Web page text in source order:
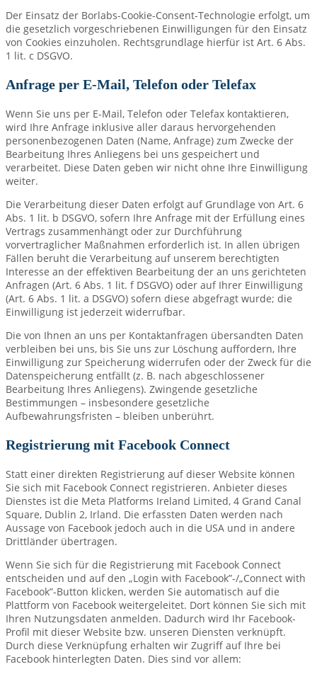
Der Einsatz der Borlabs-Cookie-Consent-Technologie erfolgt, um
die gesetzlich vorgeschriebenen Einwilligungen für den Einsatz
von Cookies einzuholen. Rechtsgrundlage hierfür ist Art. 6 Abs.
1 lit. c DSGVO.
Anfrage per E-Mail, Telefon oder Telefax
Wenn Sie uns per E-Mail, Telefon oder Telefax kontaktieren,
wird Ihre Anfrage inklusive aller daraus hervorgehenden
personenbezogenen Daten (Name, Anfrage) zum Zwecke der
Bearbeitung Ihres Anliegens bei uns gespeichert und
verarbeitet. Diese Daten geben wir nicht ohne Ihre Einwilligung
weiter.
Die Verarbeitung dieser Daten erfolgt auf Grundlage von Art. 6
Abs. 1 lit. b DSGVO, sofern Ihre Anfrage mit der Erfüllung eines
Vertrags zusammenhängt oder zur Durchführung
vorvertraglicher Maßnahmen erforderlich ist. In allen übrigen
Fällen beruht die Verarbeitung auf unserem berechtigten
Interesse an der effektiven Bearbeitung der an uns gerichteten
Anfragen (Art. 6 Abs. 1 lit. f DSGVO) oder auf Ihrer Einwilligung
(Art. 6 Abs. 1 lit. a DSGVO) sofern diese abgefragt wurde; die
Einwilligung ist jederzeit widerrufbar.
Die von Ihnen an uns per Kontaktanfragen übersandten Daten
verbleiben bei uns, bis Sie uns zur Löschung auffordern, Ihre
Einwilligung zur Speicherung widerrufen oder der Zweck für die
Datenspeicherung entfällt (z. B. nach abgeschlossener
Bearbeitung Ihres Anliegens). Zwingende gesetzliche
Bestimmungen – insbesondere gesetzliche
Aufbewahrungsfristen – bleiben unberührt.
Registrierung mit Facebook Connect
Statt einer direkten Registrierung auf dieser Website können
Sie sich mit Facebook Connect registrieren. Anbieter dieses
Dienstes ist die Meta Platforms Ireland Limited, 4 Grand Canal
Square, Dublin 2, Irland. Die erfassten Daten werden nach
Aussage von Facebook jedoch auch in die USA und in andere
Drittländer übertragen.
Wenn Sie sich für die Registrierung mit Facebook Connect
entscheiden und auf den „Login with Facebook”-/„Connect with
Facebook”-Button klicken, werden Sie automatisch auf die
Plattform von Facebook weitergeleitet. Dort können Sie sich mit
Ihren Nutzungsdaten anmelden. Dadurch wird Ihr Facebook-
Profil mit dieser Website bzw. unseren Diensten verknüpft.
Durch diese Verknüpfung erhalten wir Zugriff auf Ihre bei
Facebook hinterlegten Daten. Dies sind vor allem: